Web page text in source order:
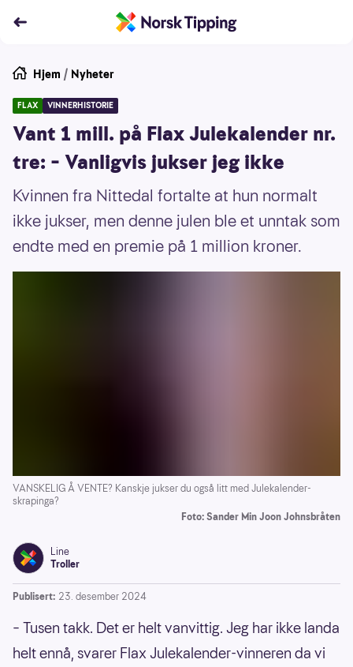
Hjem / Nyheter
FLAX VINNERHISTORIE
Vant 1 mill. på Flax Julekalender nr.
tre: – Vanligvis jukser jeg ikke
Kvinnen fra Nittedal fortalte at hun normalt
ikke jukser, men denne julen ble et unntak som
endte med en premie på 1 million kroner.
VANSKELIG Å VENTE? Kanskje jukser du også litt med Julekalender-
skrapinga?
Foto: Sander Min Joon Johnsbråten
Line
Troller
Publisert: 23. desember 2024
– Tusen takk. Det er helt vanvittig. Jeg har ikke landa
helt ennå, svarer Flax Julekalender-vinneren da vi